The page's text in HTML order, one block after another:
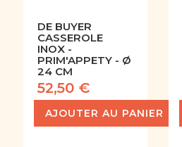
DE BUYER
CASSEROLE
INOX -
PRIM'APPETY - Ø
24 CM
52,50 €
AJOUTER AU PANIER